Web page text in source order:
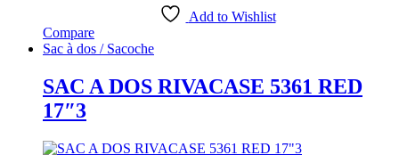
Add to Wishlist
Compare
Sac à dos / Sacoche
SAC A DOS RIVACASE 5361 RED
17″3